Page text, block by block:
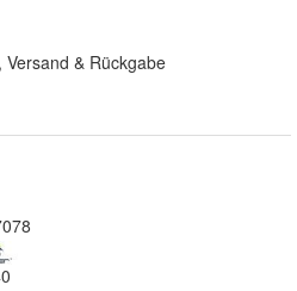
Versand & Rückgabe